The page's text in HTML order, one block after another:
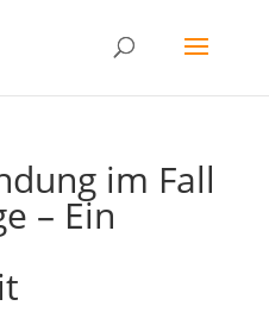
im Fall
– Ein